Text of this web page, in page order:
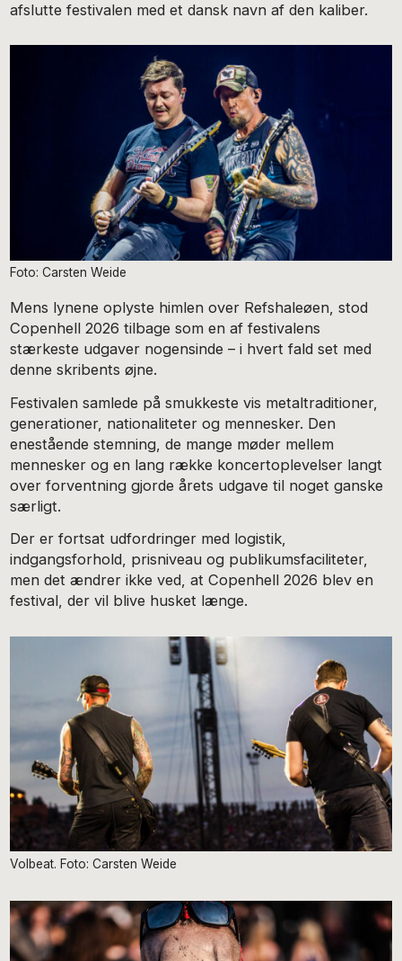
afslutte festivalen med et dansk navn af den kaliber.
Foto: Carsten Weide
Mens lynene oplyste himlen over Refshaleøen, stod
Copenhell 2026 tilbage som en af festivalens
stærkeste udgaver nogensinde – i hvert fald set med
denne skribents øjne.
Festivalen samlede på smukkeste vis metaltraditioner,
generationer, nationaliteter og mennesker. Den
enestående stemning, de mange møder mellem
mennesker og en lang række koncertoplevelser langt
over forventning gjorde årets udgave til noget ganske
særligt.
Der er fortsat udfordringer med logistik,
indgangsforhold, prisniveau og publikumsfaciliteter,
men det ændrer ikke ved, at Copenhell 2026 blev en
festival, der vil blive husket længe.
Volbeat. Foto: Carsten Weide